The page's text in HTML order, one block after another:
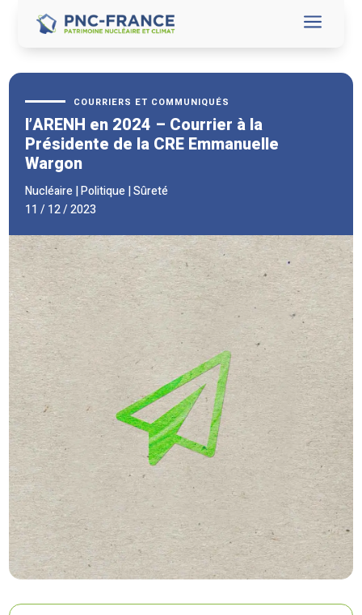
a
COURRIERS ET COMMUNIQUÉS
l’ARENH en 2024 – Courrier à la
Présidente de la CRE Emmanuelle
Wargon
Nucléaire|Politique|Sûreté
11 / 12 / 2023